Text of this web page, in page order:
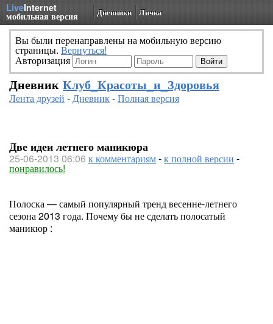
LiveInternet
мобильная версия Дневники Личка
Вы были перенаправлены на мобильную версию
страницы. Вернуться!
Авторизация
Дневник Клуб_Красоты_и_Здоровья
Лента друзей -Дневник-Полная версия
Две идеи летнего маникюра
25-06-2013 06:06 к комментариям-к полной версии -
понравилось!
Полоска — самый популярный тренд весенне-летнего
сезона 2013 года. Почему бы не сделать полосатый
маникюр :